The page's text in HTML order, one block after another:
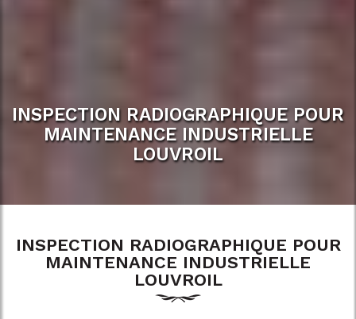
INSPECTION RADIOGRAPHIQUE POUR
MAINTENANCE INDUSTRIELLE
LOUVROIL
INSPECTION RADIOGRAPHIQUE POUR
MAINTENANCE INDUSTRIELLE
LOUVROIL